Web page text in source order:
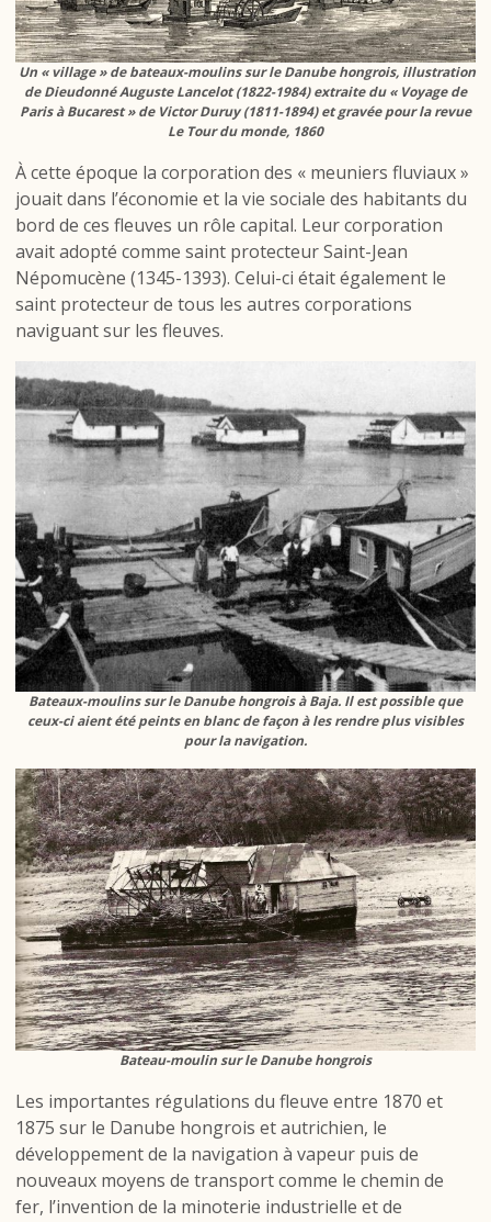
Un « village » de bateaux-moulins sur le Danube hongrois, illustration
de Dieudonné Auguste Lancelot (1822-1984) extraite du « Voyage de
Paris à Bucarest » de Victor Duruy (1811-1894) et gravée pour la revue
Le Tour du monde, 1860
À cette époque la corporation des « meuniers fluviaux »
jouait dans l’économie et la vie sociale des habitants du
bord de ces fleuves un rôle capital. Leur corporation
avait adopté comme saint protecteur Saint-Jean
Népomucène (1345-1393). Celui-ci était également le
saint protecteur de tous les autres corporations
naviguant sur les fleuves.
Bateaux-moulins sur le Danube hongrois à Baja. Il est possible que
ceux-ci aient été peints en blanc de façon à les rendre plus visibles
pour la navigation.
Bateau-moulin sur le Danube hongrois
Les importantes régulations du fleuve entre 1870 et
1875 sur le Danube hongrois et autrichien, le
développement de la navigation à vapeur puis de
nouveaux moyens de transport comme le chemin de
fer, l’invention de la minoterie industrielle et de